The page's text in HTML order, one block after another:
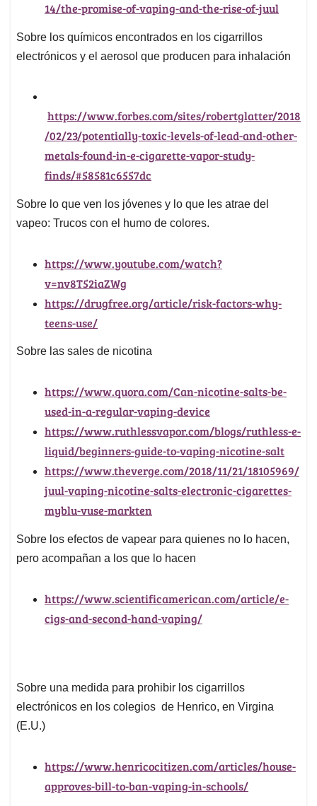
14/the-promise-of-vaping-and-the-rise-of-juul
Sobre los químicos encontrados en los cigarrillos
electrónicos y el aerosol que producen para inhalación
https://www.forbes.com/sites/robertglatter/2018
/02/23/potentially-toxic-levels-of-lead-and-other-
metals-found-in-e-cigarette-vapor-study-
finds/#58581c6557dc
Sobre lo que ven los jóvenes y lo que les atrae del
vapeo: Trucos con el humo de colores.
https://www.youtube.com/watch?
v=nv8T52iaZWg
https://drugfree.org/article/risk-factors-why-
teens-use/
Sobre las sales de nicotina
https://www.quora.com/Can-nicotine-salts-be-
used-in-a-regular-vaping-device
https://www.ruthlessvapor.com/blogs/ruthless-e-
liquid/beginners-guide-to-vaping-nicotine-salt
https://www.theverge.com/2018/11/21/18105969/
juul-vaping-nicotine-salts-electronic-cigarettes-
myblu-vuse-markten
Sobre los efectos de vapear para quienes no lo hacen,
pero acompañan a los que lo hacen
https://www.scientificamerican.com/article/e-
cigs-and-second-hand-vaping/
Sobre una medida para prohibir los cigarrillos
electrónicos en los colegios de Henrico, en Virgina
(E.U.)
https://www.henricocitizen.com/articles/house-
approves-bill-to-ban-vaping-in-schools/